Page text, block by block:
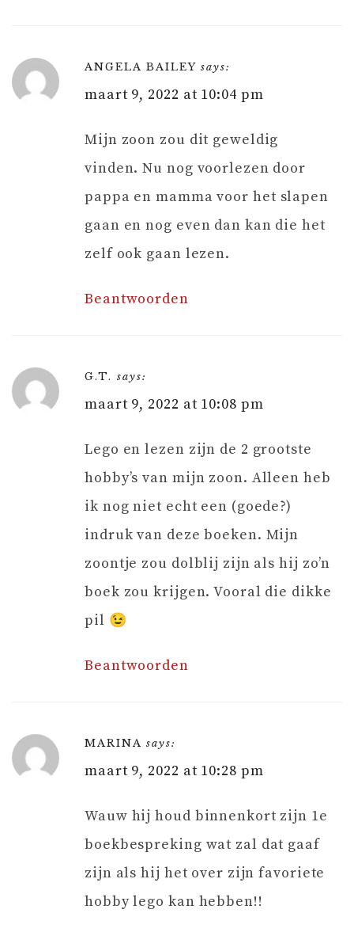
ANGELA BAILEY says:
maart 9, 2022 at 10:04 pm
Mijn zoon zou dit geweldig
vinden. Nu nog voorlezen door
pappa en mamma voor het slapen
gaan en nog even dan kan die het
zelf ook gaan lezen.
Beantwoorden
G.T. says:
maart 9, 2022 at 10:08 pm
Lego en lezen zijn de 2 grootste
hobby’s van mijn zoon. Alleen heb
ik nog niet echt een (goede?)
indruk van deze boeken. Mijn
zoontje zou dolblij zijn als hij zo’n
boek zou krijgen. Vooral die dikke
pil 😉
Beantwoorden
MARINA says:
maart 9, 2022 at 10:28 pm
Wauw hij houd binnenkort zijn 1e
boekbespreking wat zal dat gaaf
zijn als hij het over zijn favoriete
hobby lego kan hebben!!